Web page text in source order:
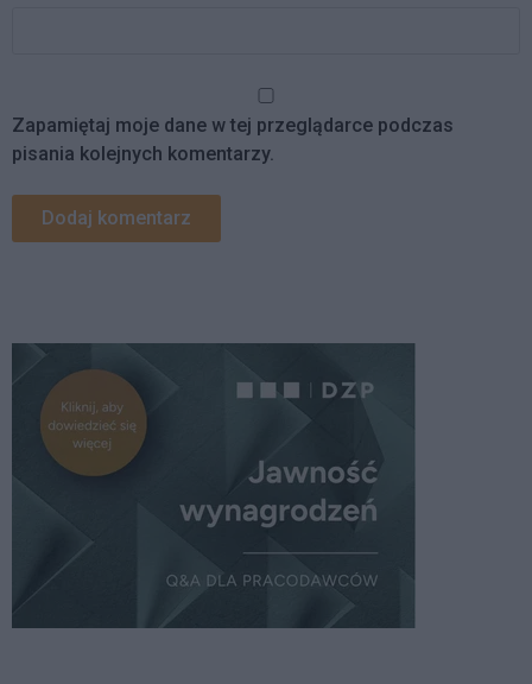
Zapamiętaj moje dane w tej przeglądarce podczas
pisania kolejnych komentarzy.